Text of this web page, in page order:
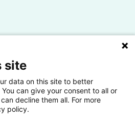
site
data on this site to better
can give your consent to all or
decline them all. For more
policy.